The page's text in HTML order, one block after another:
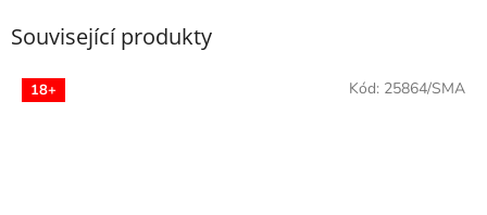
Související produkty
18+ Kód: 25864/SMA